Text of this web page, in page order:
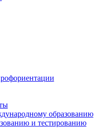
образованию
и тестированию